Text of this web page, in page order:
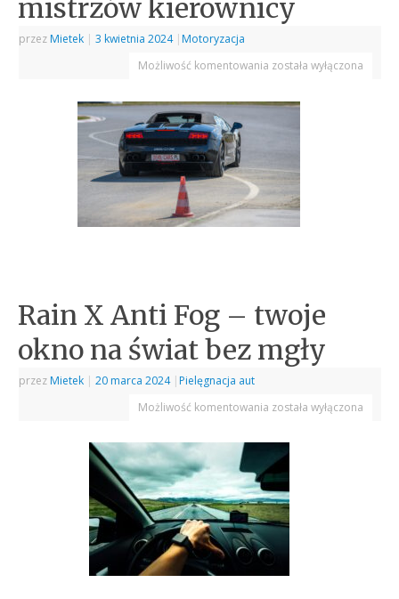
mistrzów kierownicy
przez Mietek | 3 kwietnia 2024 | Motoryzacja
Możliwość komentowania została wyłączona
Rain X Anti Fog – twoje
okno na świat bez mgły
przez Mietek | 20 marca 2024 | Pielęgnacja aut
Możliwość komentowania została wyłączona